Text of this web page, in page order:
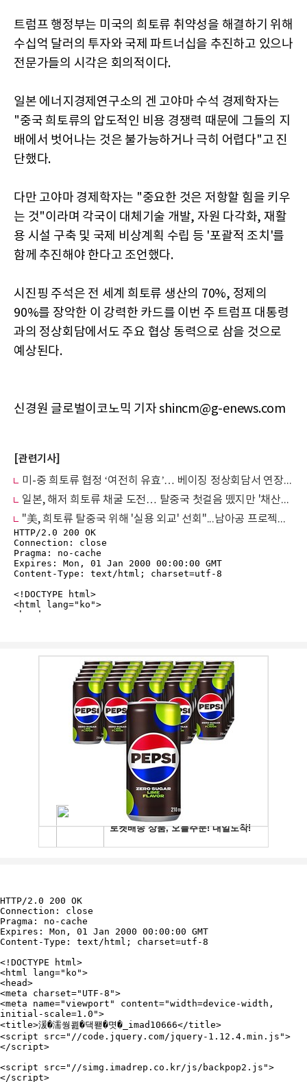
트럼프 행정부는 미국의 희토류 취약성을 해결하기 위해
수십억 달러의 투자와 국제 파트너십을 추진하고 있으나
전문가들의 시각은 회의적이다.
일본 에너지경제연구소의 겐 고야마 수석 경제학자는
"중국 희토류의 압도적인 비용 경쟁력 때문에 그들의 지
배에서 벗어나는 것은 불가능하거나 극히 어렵다"고 진
단했다.
다만 고야마 경제학자는 "중요한 것은 저항할 힘을 키우
는 것"이라며 각국이 대체기술 개발, 자원 다각화, 재활
용 시설 구축 및 국제 비상계획 수립 등 '포괄적 조치'를
함께 추진해야 한다고 조언했다.
시진핑 주석은 전 세계 희토류 생산의 70%, 정제의
90%를 장악한 이 강력한 카드를 이번 주 트럼프 대통령
과의 정상회담에서도 주요 협상 동력으로 삼을 것으로
예상된다.
신경원 글로벌이코노믹 기자 shincm@g-enews.com
[관련기사]
미-중 희토류 협정 ‘여전히 유효’… 베이징 정상회담서 연장 여부 주목
일본, 해저 희토류 채굴 도전… 탈중국 첫걸음 뗐지만 '채산성'이 과제
"美, 희토류 탈중국 위해 '실용 외교' 선회"...남아공 프로젝트에 5000만달러 투자